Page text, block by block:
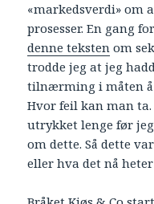
«markedsverdi» om
prosesser. En gang
denne teksten om
trodde jeg at jeg
tilnærming i måten å
Hvor feil kan man
utrykket lenge før
om dette. Så dette
eller hva det nå